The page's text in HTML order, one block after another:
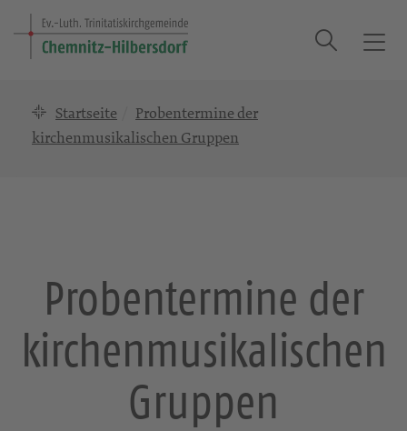
T
Suche
Startseite
Probentermine der
kirchenmusikalischen Gruppen
Probentermine der
kirchenmusikalischen
Gruppen